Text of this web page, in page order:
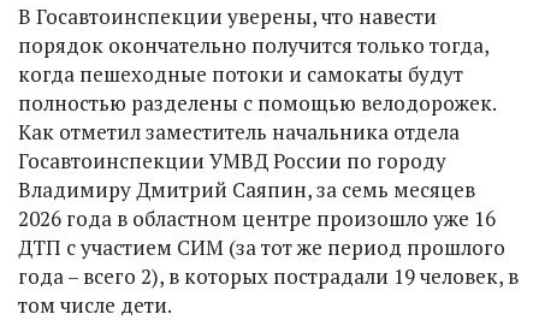
В Госавтоинспекции уверены, что навести
порядок окончательно получится только тогда,
когда пешеходные потоки и самокаты будут
полностью разделены с помощью велодорожек.
Как отметил заместитель начальника отдела
Госавтоинспекции УМВД России по городу
Владимиру Дмитрий Саяпин, за семь месяцев
2026 года в областном центре произошло уже 16
ДТП с участием СИМ (за тот же период прошлого
года – всего 2), в которых пострадали 19 человек, в
том числе дети.